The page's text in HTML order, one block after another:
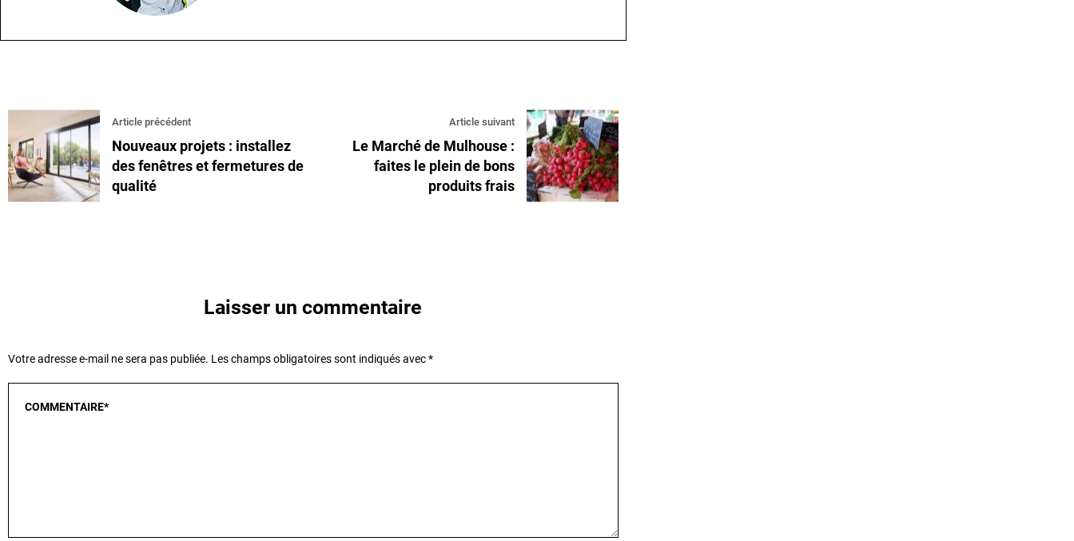
Article précédent
Nouveaux projets : installez
des fenêtres et fermetures de
qualité
Article suivant
Le Marché de Mulhouse :
faites le plein de bons
produits frais
Laisser un commentaire
Votre adresse e-mail ne sera pas publiée. Les champs obligatoires sont indiqués avec*